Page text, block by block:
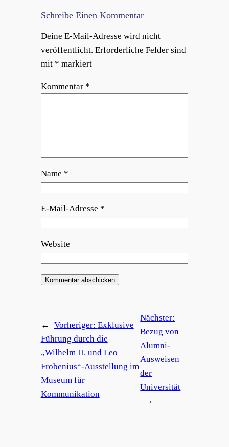
Schreibe Einen Kommentar
Deine E-Mail-Adresse wird nicht
veröffentlicht. Erforderliche Felder sind
mit * markiert
Kommentar *
Name *
E-Mail-Adresse *
Website
← Vorheriger: Exklusive
Führung durch die
„Wilhelm II. und Leo
Frobenius“-Ausstellung im
Museum für
Kommunikation
Nächster:
Bezug von
Alumni-
Ausweisen
der
Universität
→